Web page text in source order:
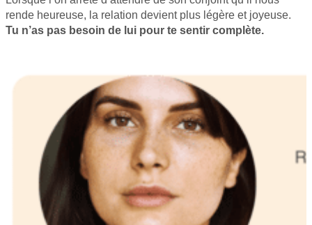
rende heureuse, la relation devient plus légère et joyeuse.
Tu n’as pas besoin de lui pour te sentir complète.